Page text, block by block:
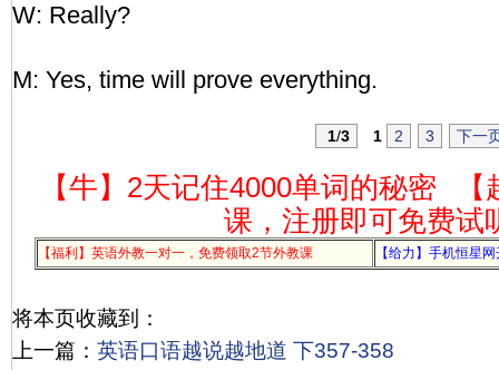
W: Really?
M: Yes, time will prove everything.
1/3 1 2 3 下一
【牛】2天记住4000单词的秘密
课，注册即可免费试
【福利】英语外教一对一，免费领取2节外教课 【给力】手机恒星
将本页收藏到：
上一篇： 英语口语越说越地道 下357-358